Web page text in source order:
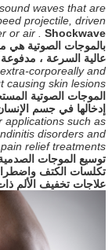
waves that are
projectile, driven
or air .
بالموجات الصوتية هي
عالية السرعة ، مدفوعة
corporeally and
causing skin lesions.
الموجات الصوتية
إدخالها في جسم
applications such as
disorders and
relief treatments
توسيع الموجات
تكلسات الكتف
علاجات تخفيف الألم